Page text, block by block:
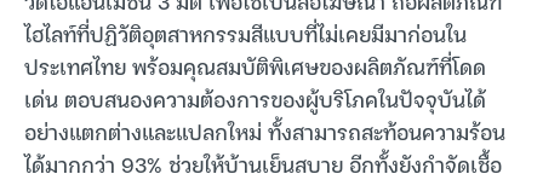
ไฮไลท์ที่ปฏิวัติอุตสาหกรรมสีแบบที่ไม่เคยมีมาก่อนใน
ประเทศไทย พร้อมคุณสมบัติพิเศษของผลิตภัณฑ์ที่โดด
เด่น ตอบสนองความต้องการของผู้บริโภคในปัจจุบันได้
อย่างแตกต่างและแปลกใหม่ ทั้งสามารถสะท้อนความร้อน
ได้มากกว่า 93% ช่วยให้บ้านเย็นสบาย อีกทั้งยังกำจัดเชื้อ